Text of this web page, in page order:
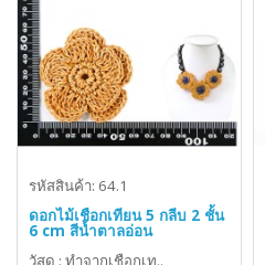
รหัสสินค้า: 64.1
ดอกไม้เชือกเทียน 5 กลีบ 2 ชั้น
6 cm สีน้ำตาลอ่อน
วัสดุ : ทำจากเชือกเท..